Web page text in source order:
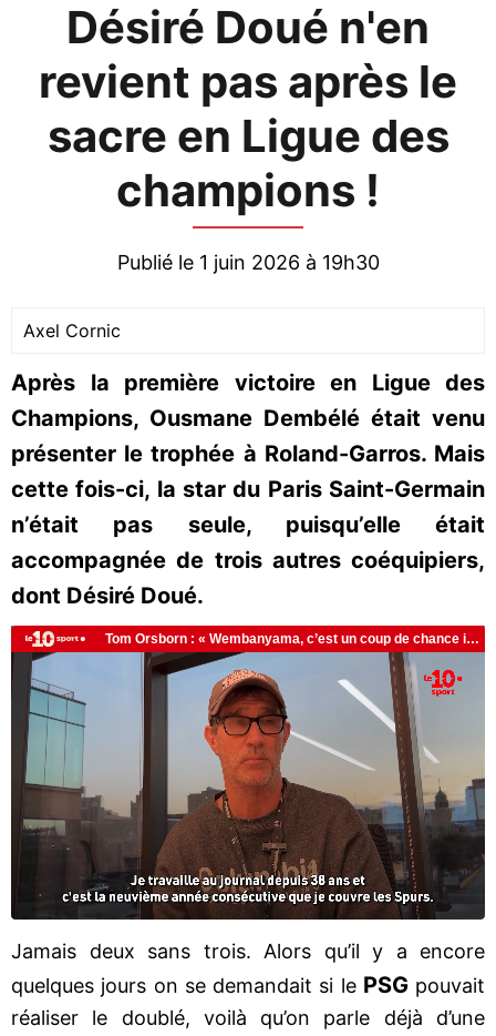
Désiré Doué n'en
revient pas après le
sacre en Ligue des
champions !
Publié le 1 juin 2026 à 19h30
Axel Cornic
Après la première victoire en Ligue des
Champions, Ousmane Dembélé était venu
présenter le trophée à Roland-Garros. Mais
cette fois-ci, la star du Paris Saint-Germain
n’était pas seule, puisqu’elle était
accompagnée de trois autres coéquipiers,
dont Désiré Doué.
Jamais deux sans trois. Alors qu’il y a encore
quelques jours on se demandait si le PSG pouvait
réaliser le doublé, voilà qu’on parle déjà d’une